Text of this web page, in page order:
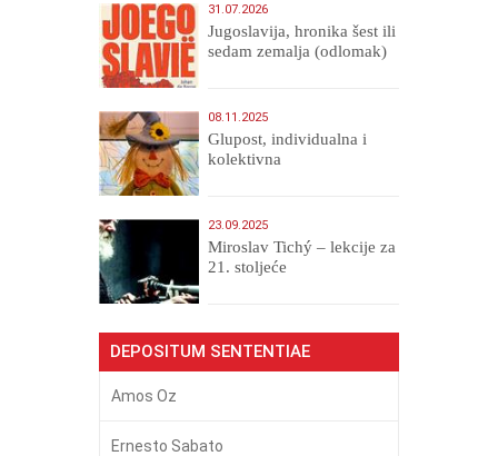
31.07.2026
Jugoslavija, hronika šest ili
sedam zemalja (odlomak)
08.11.2025
Glupost, individualna i
kolektivna
23.09.2025
Miroslav Tichý – lekcije za
21. stoljeće
DEPOSITUM SENTENTIAE
Amos Oz
Ernesto Sabato